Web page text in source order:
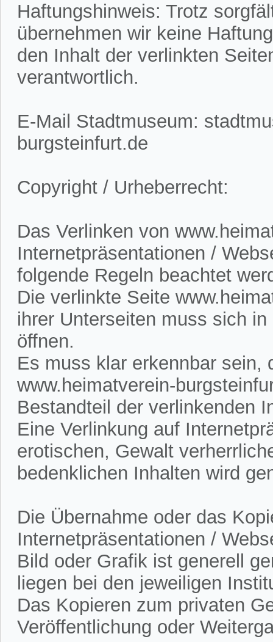
Haftungshinweis: Trotz
übernehmen wir keine
den Inhalt der verlinkten
verantwortlich.
E-Mail Stadtmuseum:
burgsteinfurt.de
Copyright / Urheberrecht:
Das Verlinken von
Internetpräsentationen /
folgende Regeln beachtet
Die verlinkte Seite
ihrer Unterseiten muss sich
öffnen.
Es muss klar erkennbar sein,
www.heimatverein-
Bestandteil der verlinkenden
Eine Verlinkung auf
erotischen, Gewalt
bedenklichen Inhalten wird
Die Übernahme oder das
Internetpräsentationen /
Bild oder Grafik ist generell
liegen bei den jeweiligen
Das Kopieren zum privaten
Veröffentlichung oder